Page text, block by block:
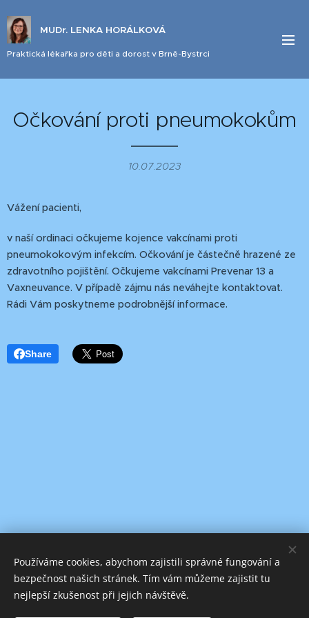
MUDr. LENKA HORÁLKOVÁ
Praktická lékařka pro děti a dorost v Brně-Bystrci
Očkování proti pneumokokům
10.07.2023
Vážení pacienti,
v naší ordinaci očkujeme kojence vakcínami proti
pneumokokovým infekcím. Očkování je částečně hrazené ze
zdravotního pojištění. Očkujeme vakcínami Prevenar 13 a
Vaxneuvance. V případě zájmu nás neváhejte kontaktovat.
Rádi Vám poskytneme podrobnější informace.
Share
Používáme cookies, abychom zajistili správné fungování a
bezpečnost našich stránek. Tím vám můžeme zajistit tu
nejlepší zkušenost při jejich návštěvě.